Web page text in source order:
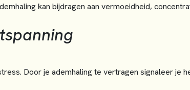
kan bijdragen aan vermoeidheid,
Door je ademhaling te vertragen signaleer je